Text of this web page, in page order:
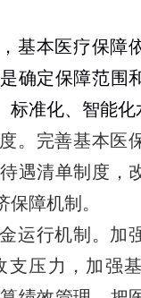
基本医疗保障
确定保障范围
标准化、智能化
。完善基本医
遇清单制度，
障机制。
运行机制。加
压力，加强